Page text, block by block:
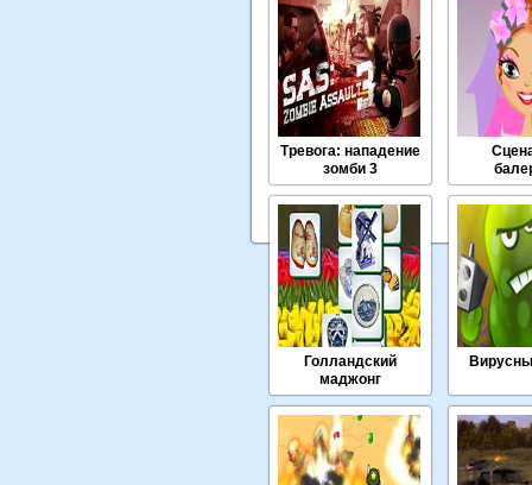
Тревога: нападение
зомби 3
Голландский
маджонг